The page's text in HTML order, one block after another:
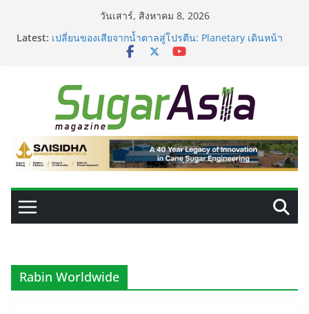
วันเสาร์, สิงหาคม 8, 2026
Latest: เปลี่ยนของเสียจากน้ำตาลสู่โปรตีน: Planetary เดินหน้า
ขยายนวัตกรรมด้านเทคโนโลยีอาหาร
อุตสาหกรรมเอทานอลไทยพร้อมรับ E20 โรงงาน 28 แห่งมี
กำลังผลิตรวม 7.2 ล้านลิตร/วัน
เครื่องแยกสีความแม่นยำสูง ยกระดับคุณภาพน้ำตาลและ
ประสิทธิภาพการผลิต
VEGAPULS Air: โซลูชันอัจฉริยะสำหรับการบริหารจัดการ
ถังเก็บในอุตสาหกรรมน้ำตาล
Rabin Worldwide